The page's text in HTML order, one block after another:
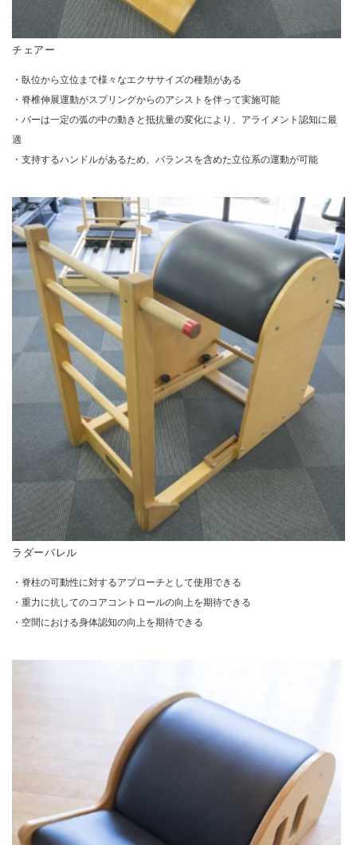
チェアー
・臥位から立位まで様々なエクササイズの種類がある
・脊椎伸展運動がスプリングからのアシストを伴って実施可能
・バーは一定の弧の中の動きと抵抗量の変化により、アライメント認知に最
適
・支持するハンドルがあるため、バランスを含めた立位系の運動が可能
ラダーバレル
・脊柱の可動性に対するアプローチとして使用できる
・重力に抗してのコアコントロールの向上を期待できる
・空間における身体認知の向上を期待できる